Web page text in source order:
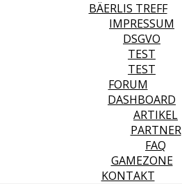
BÄERLIS TREFF
IMPRESSUM
DSGVO
TEST
TEST
FORUM
DASHBOARD
ARTIKEL
PARTNER
FAQ
GAMEZONE
KONTAKT